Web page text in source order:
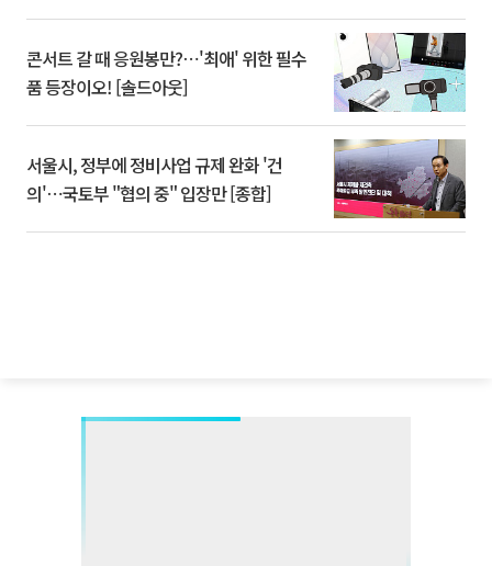
콘서트 갈 때 응원봉만?⋯'최애' 위한 필수
품 등장이오! [솔드아웃]
서울시, 정부에 정비사업 규제 완화 '건
의'⋯국토부 "협의 중" 입장만 [종합]